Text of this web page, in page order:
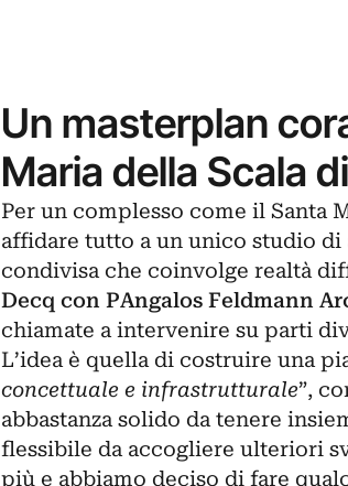
Un masterplan
Maria della Scala
Per un complesso come il Santa
affidare tutto a un unico studio
condivisa che coinvolge realtà
Decq con PAngalos Feldmann
chiamate a intervenire su parti
L’idea è quella di costruire una
concettuale e infrastrutturale”,
abbastanza solido da tenere
flessibile da accogliere ulteriori
più e abbiamo deciso di fare